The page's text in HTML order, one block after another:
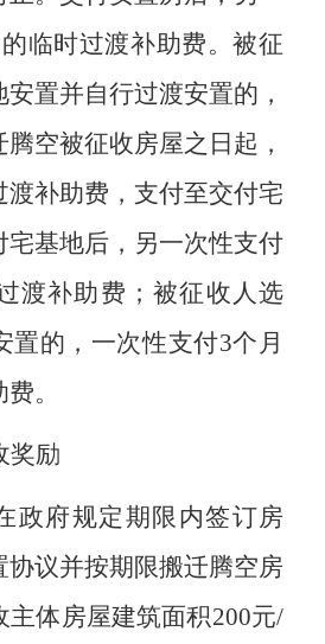
临时过渡补助费。被征
置并自行过渡安置的，
空被征收房屋之日起，
渡补助费，支付至交付宅
宅基地后，另一次性支付
渡补助费；被征收人选
置的，一次性支付3个月
。
奖励
政府规定期限内签订房
协议并按期限搬迁腾空房
主体房屋建筑面积200元/